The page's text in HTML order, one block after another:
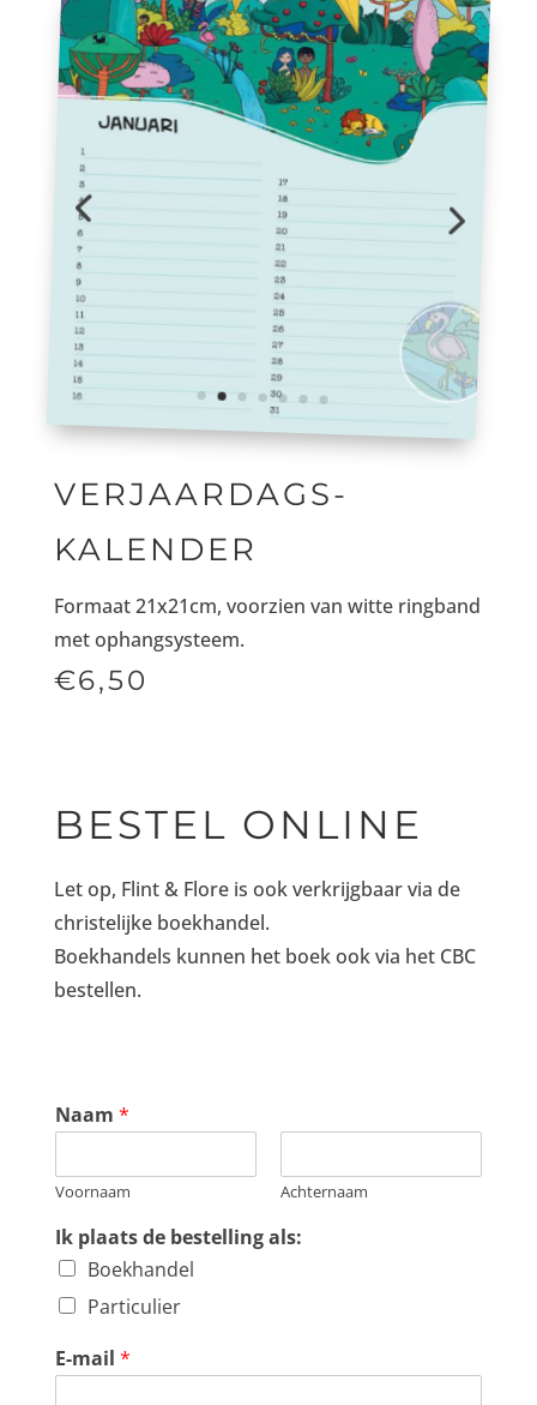
VERJAARDAGS-
KALENDER
Formaat 21x21cm, voorzien van witte ringband
met ophangsysteem.
€6,50
BESTEL ONLINE
Let op, Flint & Flore is ook verkrijgbaar via de
christelijke boekhandel.
Boekhandels kunnen het boek ook via het CBC
bestellen.
Naam *
Voornaam Achternaam
Ik plaats de bestelling als:
Boekhandel
Particulier
E-mail *